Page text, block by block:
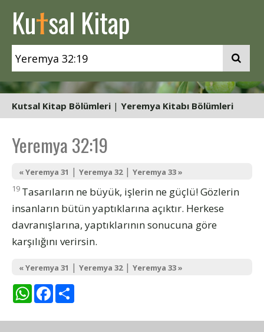
Kutsal Kitap
Kutsal Kitap Bölümleri | Yeremya Kitabı Bölümleri
Yeremya 32:19
« Yeremya 31 | Yeremya 32| Yeremya 33 »
19 Tasarıların ne büyük, işlerin ne güçlü! Gözlerin
insanların bütün yaptıklarına açıktır. Herkese
davranışlarına, yaptıklarının sonucuna göre
karşılığını verirsin.
« Yeremya 31 | Yeremya 32| Yeremya 33 »
WhatsAppFacebook